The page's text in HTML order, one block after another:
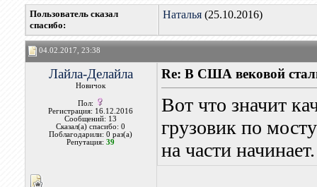
Пользователь сказал
cпасибо:
Наталья(25.10.2016)
04.02.2017, 23:38
Лайла-Делайла
Новичок
Пол:
Регистрация: 16.12.2016
Сообщений: 13
Сказал(а) спасибо: 0
Поблагодарили: 0 раз(а)
Репутация:39
Re: В США вековой
Вот что значит
грузовик по
на части начинает.